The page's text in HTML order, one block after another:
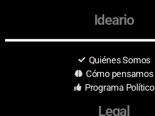
Ideario
Quiénes Somos
Cómo pensamos
Programa Político
Legal